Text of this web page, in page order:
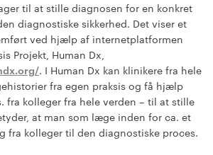
til at stille diagnosen for en konkret
diagnostiske sikkerhed. Det viser et
ved hjælp af internetplatformen
Projekt, Human Dx,
. I Human Dx kan klinikere fra hele
fra egen praksis og få hjælp
fra kolleger fra hele verden – til at stille
at man som læge inden for ca. et
fra kolleger til den diagnostiske proces.